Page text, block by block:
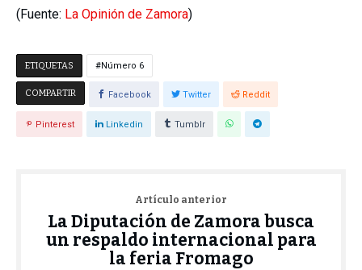
(Fuente: La Opinión de Zamora)
ETIQUETAS Número 6
COMPARTIR Facebook Twitter Reddit
Pinterest Linkedin Tumblr
Artículo anterior
La Diputación de Zamora busca
un respaldo internacional para
la feria Fromago